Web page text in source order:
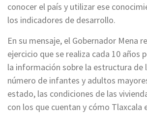
conocer el país y utilizar ese
los indicadores de desarrollo.
En su mensaje, el Gobernador Mena
ejercicio que se realiza cada 10 años
la información sobre la estructura de
número de infantes y adultos
estado, las condiciones de las
con los que cuentan y cómo Tlaxcala